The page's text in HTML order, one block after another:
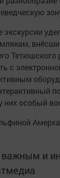
Тетюшского
с
особый
и